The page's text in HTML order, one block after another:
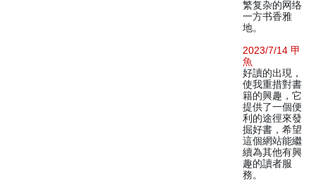
繁复杂的网络
一方书香雅
地。
2023/7/14 甲
魚
好讀的出現，
使我重措對書
籍的興趣，它
提供了一個便
利的途徑來發
掘好書，希望
這個網站能繼
續為其他有興
趣的讀者服
務。